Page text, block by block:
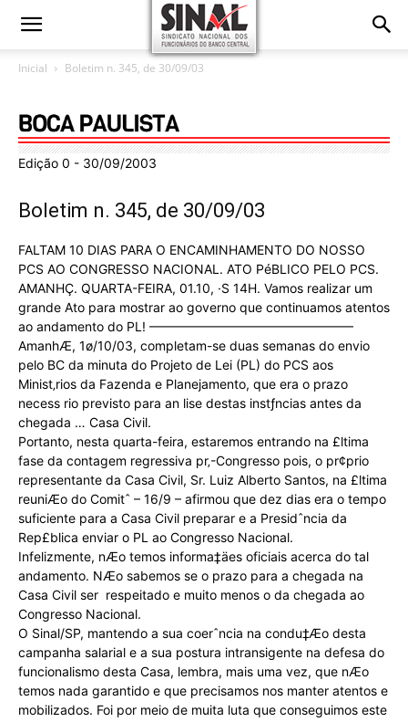
Inicial Boletim n. 345, de 30/09/03
Edição 0 - 30/09/2003
Boletim n. 345, de 30/09/03
FALTAM 10 DIAS PARA O ENCAMINHAMENTO DO NOSSO
PCS AO CONGRESSO NACIONAL. ATO PéBLICO PELO PCS.
AMANHÇ. QUARTA-FEIRA, 01.10, ·S 14H. Vamos realizar um
grande Ato para mostrar ao governo que continuamos atentos
ao andamento do PL! ————————————————
AmanhÆ, 1ø/10/03, completam-se duas semanas do envio
pelo BC da minuta do Projeto de Lei (PL) do PCS aos
Minist‚rios da Fazenda e Planejamento, que era o prazo
necess rio previsto para an lise destas instƒncias antes da
chegada … Casa Civil.
Portanto, nesta quarta-feira, estaremos entrando na £ltima
fase da contagem regressiva pr‚-Congresso pois, o pr¢prio
representante da Casa Civil, Sr. Luiz Alberto Santos, na £ltima
reuniÆo do Comitˆ – 16/9 – afirmou que dez dias era o tempo
suficiente para a Casa Civil preparar e a Presidˆncia da
Rep£blica enviar o PL ao Congresso Nacional.
Infelizmente, nÆo temos informa‡äes oficiais acerca do tal
andamento. NÆo sabemos se o prazo para a chegada na
Casa Civil ser respeitado e muito menos o da chegada ao
Congresso Nacional.
O Sinal/SP, mantendo a sua coerˆncia na condu‡Æo desta
campanha salarial e a sua postura intransigente na defesa do
funcionalismo desta Casa, lembra, mais uma vez, que nÆo
temos nada garantido e que precisamos nos manter atentos e
mobilizados. Foi por meio de muita luta que conseguimos este